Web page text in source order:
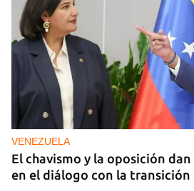
VENEZUELA
El chavismo y la oposición
en el diálogo con la transición